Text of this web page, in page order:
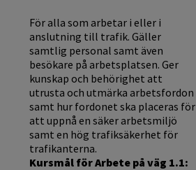
För alla som arbetar i eller i
anslutning till trafik. Gäller
samtlig personal samt även
besökare på arbetsplatsen. Ger
kunskap och behörighet att
utrusta och utmärka arbetsfordon
samt hur fordonet ska placeras för
att uppnå en säker arbetsmiljö
samt en hög trafiksäkerhet för
trafikanterna.
Kursmål för Arbete på väg 1.1: